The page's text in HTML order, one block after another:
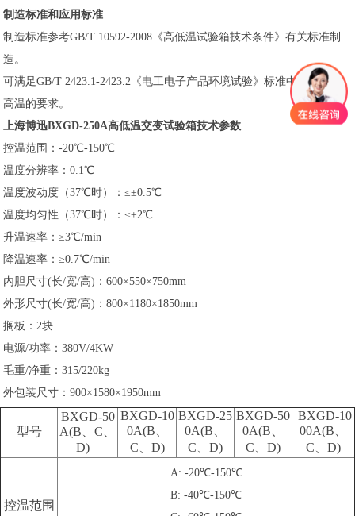
制造标准和应用标准
制造标准参考GB/T 10592-2008《高低温试验箱技术条件》有关标准制
造。
可满足GB/T 2423.1-2423.2《电工电子产品环境试验》标准中对低温、
高温的要求。
上海博迅BXGD-250A高低温交变试验箱技术参数
控温范围：-20℃-150℃
温度分辨率：0.1℃
温度波动度（37℃时）：≤±0.5℃
温度均匀性（37℃时）：≤±2℃
升温速率：≥3℃/min
降温速率：≥0.7℃/min
内胆尺寸(长/宽/高)：600×550×750mm
外形尺寸(长/宽/高)：800×1180×1850mm
搁板：2块
电源/功率：380V/4KW
毛重/净重：315/220kg
外包装尺寸： 900×1580×1950mm
型号
BXGD-50
A(B、C、
D)
BXGD-10
0A(B、
C、D)
BXGD-25
0A(B、
C 、D)
BXGD-50
0A(B、
C 、D)
BXGD-10
00A(B、
C 、D)
控温范围
A: -20℃-150℃
B: -40℃-150℃